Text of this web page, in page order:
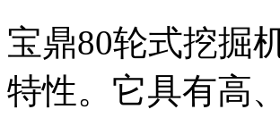
宝鼎80轮式挖掘
特性。它具有高